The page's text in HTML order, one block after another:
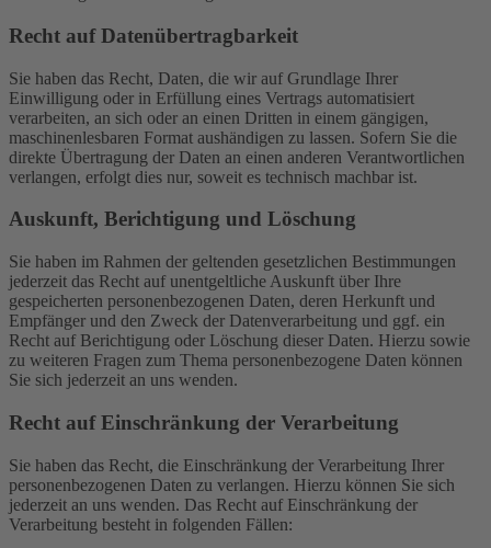
Recht auf Daten­übertrag­barkeit
Sie haben das Recht, Daten, die wir auf Grundlage Ihrer
Einwilligung oder in Erfüllung eines Vertrags automatisiert
verarbeiten, an sich oder an einen Dritten in einem gängigen,
maschinenlesbaren Format aushändigen zu lassen. Sofern Sie die
direkte Übertragung der Daten an einen anderen Verantwortlichen
verlangen, erfolgt dies nur, soweit es technisch machbar ist.
Auskunft, Berichtigung und Löschung
Sie haben im Rahmen der geltenden gesetzlichen Bestimmungen
jederzeit das Recht auf unentgeltliche Auskunft über Ihre
gespeicherten personenbezogenen Daten, deren Herkunft und
Empfänger und den Zweck der Datenverarbeitung und ggf. ein
Recht auf Berichtigung oder Löschung dieser Daten. Hierzu sowie
zu weiteren Fragen zum Thema personenbezogene Daten können
Sie sich jederzeit an uns wenden.
Recht auf Einschränkung der Verarbeitung
Sie haben das Recht, die Einschränkung der Verarbeitung Ihrer
personenbezogenen Daten zu verlangen. Hierzu können Sie sich
jederzeit an uns wenden. Das Recht auf Einschränkung der
Verarbeitung besteht in folgenden Fällen: